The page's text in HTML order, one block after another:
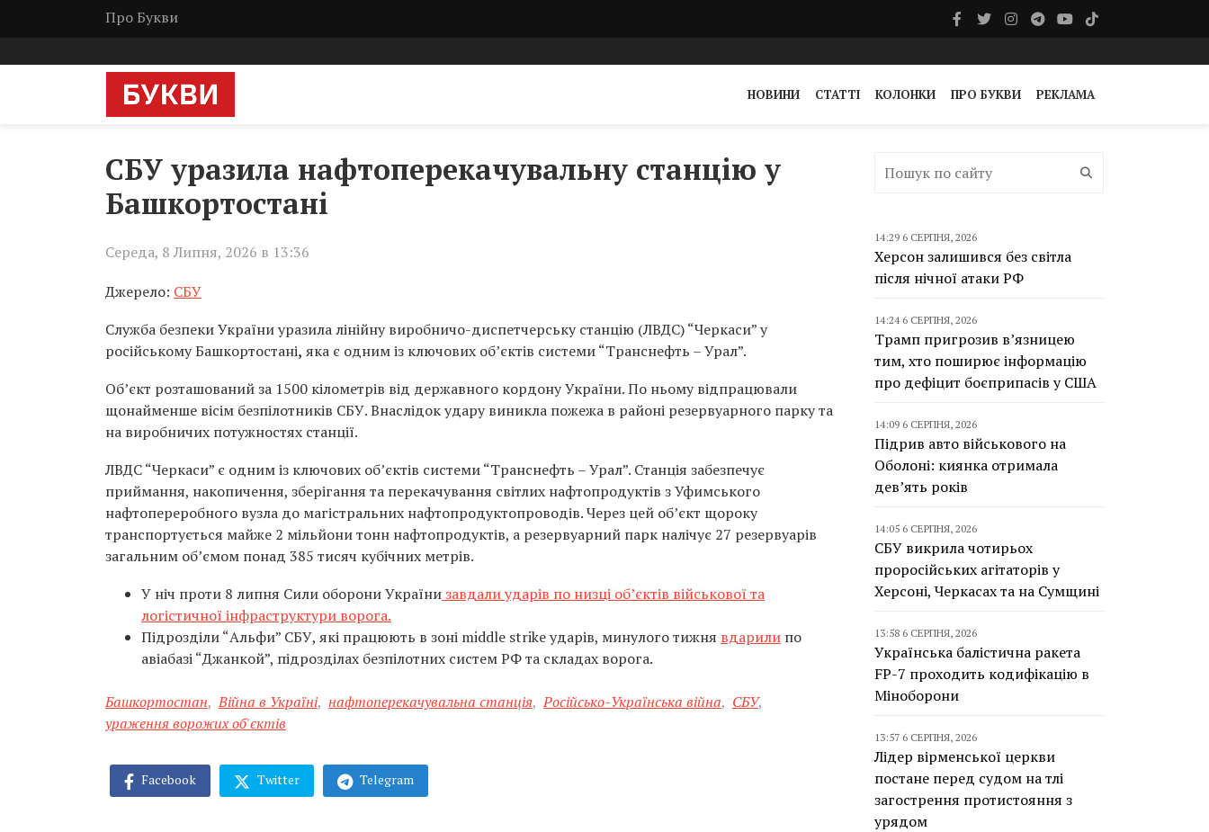
Про Букви
НОВИНИ СТАТТІ КОЛОНКИ ПРО БУКВИ РЕКЛАМА
СБУ уразила нафтоперекачувальну станцію у
Башкортостані
Середа, 8 Липня, 2026 в 13:36
Джерело: СБУ
Служба безпеки України уразила лінійну виробничо-диспетчерську станцію (ЛВДС) “Черкаси” у
російському Башкортостані, яка є одним із ключових об’єктів системи “Транснефть – Урал”.
Об’єкт розташований за 1500 кілометрів від державного кордону України. По ньому відпрацювали
щонайменше вісім безпілотників СБУ. Внаслідок удару виникла пожежа в районі резервуарного парку та
на виробничих потужностях станції.
ЛВДС “Черкаси” є одним із ключових об’єктів системи “Транснефть – Урал”. Станція забезпечує
приймання, накопичення, зберігання та перекачування світлих нафтопродуктів з Уфимського
нафтопереробного вузла до магістральних нафтопродуктопроводів. Через цей об’єкт щороку
транспортується майже 2 мільйони тонн нафтопродуктів, а резервуарний парк налічує 27 резервуарів
загальним об’ємом понад 385 тисяч кубічних метрів.
У ніч проти 8 липня Сили оборони Українизавдали ударів по низці об’єктів військової та
логістичної інфраструктури ворога.
Підрозділи “Альфи” СБУ, які працюють в зоні middle strike ударів, минулого тижня вдарили по
авіабазі “Джанкой”, підрозділах безпілотних систем РФ та складах ворога.
Башкортостан, Війна в Україні, нафтоперекачувальна станція, Російсько-Українська війна, СБУ,
ураження ворожих об'єктів
Facebook Twitter Telegram
14:29 6 СЕРПНЯ, 2026
Херсон залишився без світла
після нічної атаки РФ
14:24 6 СЕРПНЯ, 2026
Трамп пригрозив в’язницею
тим, хто поширює інформацію
про дефіцит боєприпасів у США
14:09 6 СЕРПНЯ, 2026
Підрив авто військового на
Оболоні: киянка отримала
дев’ять років
14:05 6 СЕРПНЯ, 2026
СБУ викрила чотирьох
проросійських агітаторів у
Херсоні, Черкасах та на Сумщині
13:58 6 СЕРПНЯ, 2026
Українська балістична ракета
FP-7 проходить кодифікацію в
Міноборони
13:57 6 СЕРПНЯ, 2026
Лідер вірменської церкви
постане перед судом на тлі
загострення протистояння з
урядом